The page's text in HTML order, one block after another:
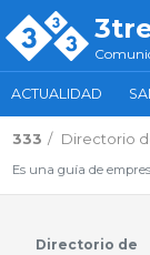
ACTUALIDAD
333 Directorio
Es una guía de
Directorio de